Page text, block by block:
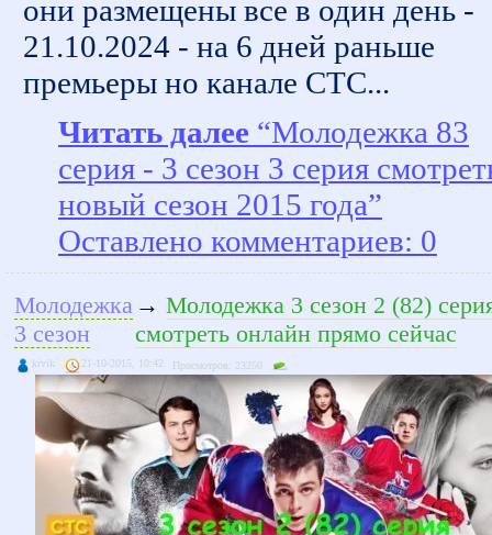
они размещены все в один день -
21.10.2024 - на 6 дней раньше
премьеры но канале СТС...
Читать далее “Молодежка 83
серия - 3 сезон 3 серия
новый сезон 2015 года”
Оставлено комментариев: 0
Молодежка
3 сезон
→ Молодежка 3 сезон 2 (82)
смотреть онлайн прямо сейчас
kivik 21-10-2015, 10:42 Просмотров: 23250